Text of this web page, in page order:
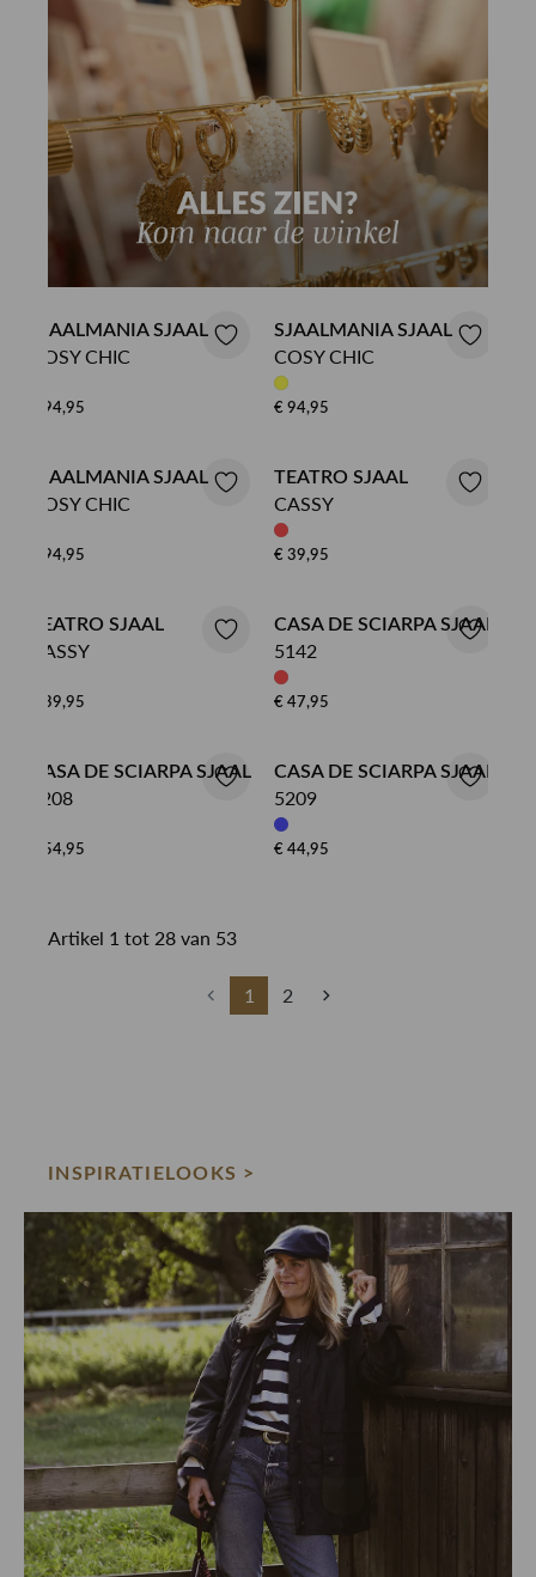
SJAALMANIA SJAAL
COSY CHIC
€ 94,95
SJAALMANIA SJAAL
COSY CHIC
€ 94,95
SJAALMANIA SJAAL
COSY CHIC
€ 94,95
TEATRO SJAAL
CASSY
€ 39,95
TEATRO SJAAL
CASSY
€ 39,95
CASA DE SCIARPA SJAAL
5142
€ 47,95
CASA DE SCIARPA SJAAL
5208
€ 54,95
CASA DE SCIARPA SJAAL
5209
€ 44,95
Artikel 1 tot 28 van 53
1 2
INSPIRATIELOOKS >